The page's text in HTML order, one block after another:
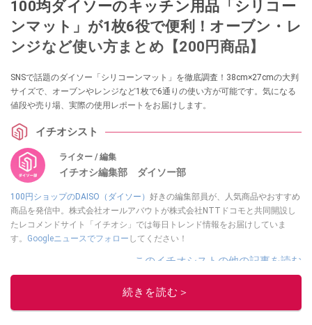
100均ダイソーのキッチン用品「シリコー
ンマット」​​が1枚6役で便利！オーブン・レ
ンジなど使い方まとめ【200円商品】
SNSで話題のダイソー「シリコーンマット」を徹底調査！38cm×27cmの大判
サイズで、オーブンやレンジなど1枚で6通りの使い方が可能です。気になる
値段や売り場、実際の使用レポートをお届けします。
イチオシスト
ライター / 編集
イチオシ編集部 ダイソー部
100円ショップのDAISO（ダイソー） 好きの編集部員が、人気商品やおすすめ
商品を発信中。株式会社オールアバウトが株式会社NTTドコモと共同開設し
たレコメンドサイト「イチオシ」では毎日トレンド情報をお届けしていま
す。 Googleニュースでフォロー してください！
このイチオシストの他の記事を読む
続きを読む＞